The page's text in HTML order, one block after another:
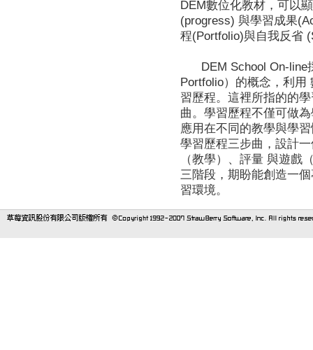
DEM數位化教材，可以
(progress) 與學習成果
程(Portfolio)與自我反省
DEM School On-line
Portfolio）的概念，利用
習歷程。這裡所指的的
曲。學習歷程不僅可做
應用在不同的教學與學
學習歷程三步曲，設計
（教學）、評量 與遊戲
三階段，期盼能創造一
習環境。